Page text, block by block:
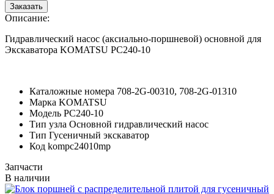
Описание:
Гидравлический насос (аксиально-поршневой) основной для
Экскаватора KOMATSU PC240-10
Каталожные номера 708-2G-00310, 708-2G-01310
Марка KOMATSU
Модель PC240-10
Тип узла Основной гидравлический насос
Тип Гусеничный экскаватор
Код kompc24010mp
Запчасти
В наличии